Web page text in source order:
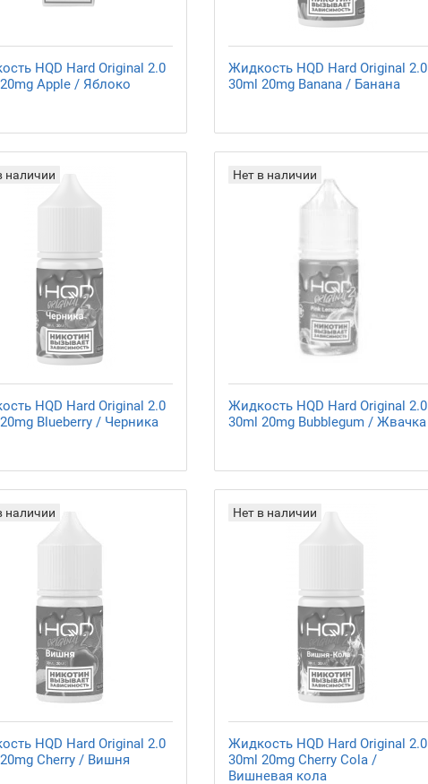
HQD Hard Original 2.0
Apple / Яблоко
Жидкость HQD Hard Original 2.0
30ml 20mg Banana / Банана
наличии
HQD Hard Original 2.0
Blueberry / Черника
Нет в наличии
Жидкость HQD Hard Original 2.0
30ml 20mg Bubblegum / Жвачка
наличии
HQD Hard Original 2.0
Cherry / Вишня
Нет в наличии
Жидкость HQD Hard Original 2.0
30ml 20mg Cherry Cola /
Вишневая кола